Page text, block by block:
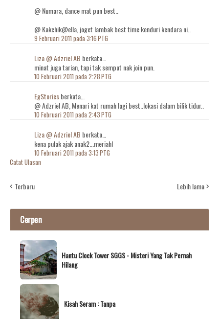
@ Numara, dance mat pun best..
@ Kakchik@ella, joget lambak best time kenduri kendara ni..
9 Februari 2011 pada 3:16 PTG
Liza @ Adzriel AB berkata…
minat juga tarian, tapi tak sempat nak join pun.
10 Februari 2011 pada 2:28 PTG
EgStoriesberkata…
@ Adzriel AB, Menari kat rumah lagi best..lokasi dalam bilik tidur..
10 Februari 2011 pada 2:43 PTG
Liza @ Adzriel AB berkata…
kena pulak ajak anak2...meriah!
10 Februari 2011 pada 3:13 PTG
Catat Ulasan
Terbaru Lebih lama
Cerpen
Hantu Clock Tower SGGS - Misteri Yang Tak Pernah
Hilang
Kisah Seram : Tanpa